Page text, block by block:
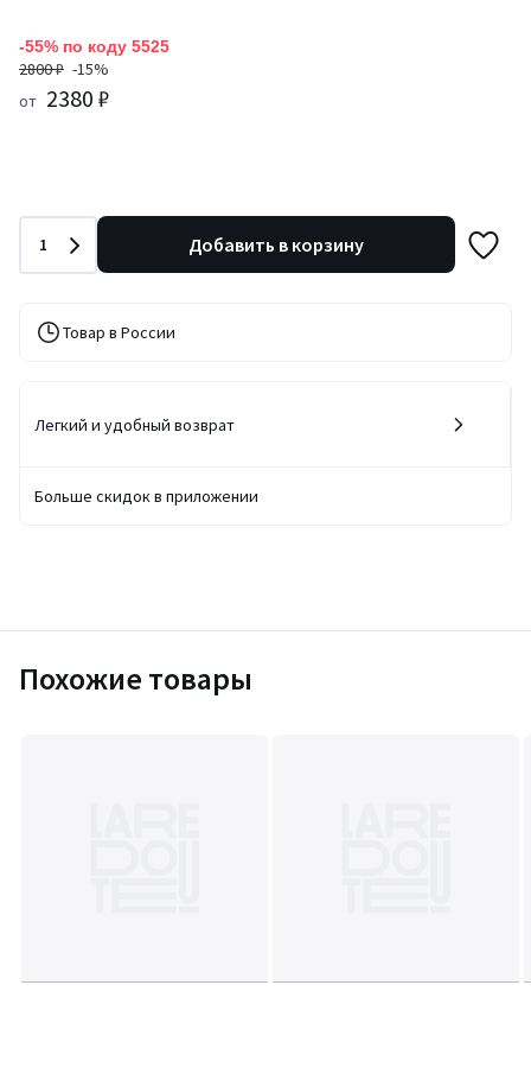
-55% по коду 5525
2800 ₽ -15%
от 2380 ₽
Количество
1 Добавить в корзину
Товар в России
Легкий и удобный возврат
Больше скидок в приложении
Похожие товары